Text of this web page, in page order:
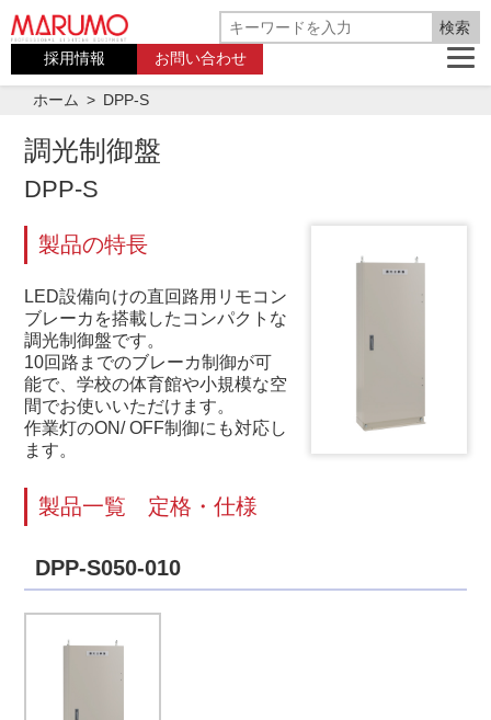
採用情報 お問い合わせ
ホーム DPP-S
調光制御盤
DPP-S
製品の特長
LED設備向けの直回路用リモコン
ブレーカを搭載したコンパクトな
調光制御盤です。
10回路までのブレーカ制御が可
能で、学校の体育館や小規模な空
間でお使いいただけます。
作業灯のON/ OFF制御にも対応し
ます。
製品一覧 定格・仕様
DPP-S050-010